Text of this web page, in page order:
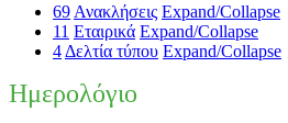
69 Ανακλήσεις Expand/Collapse
11 Εταιρικά Expand/Collapse
4 Δελτία τύπου Expand/Collapse
Ημερολόγιο